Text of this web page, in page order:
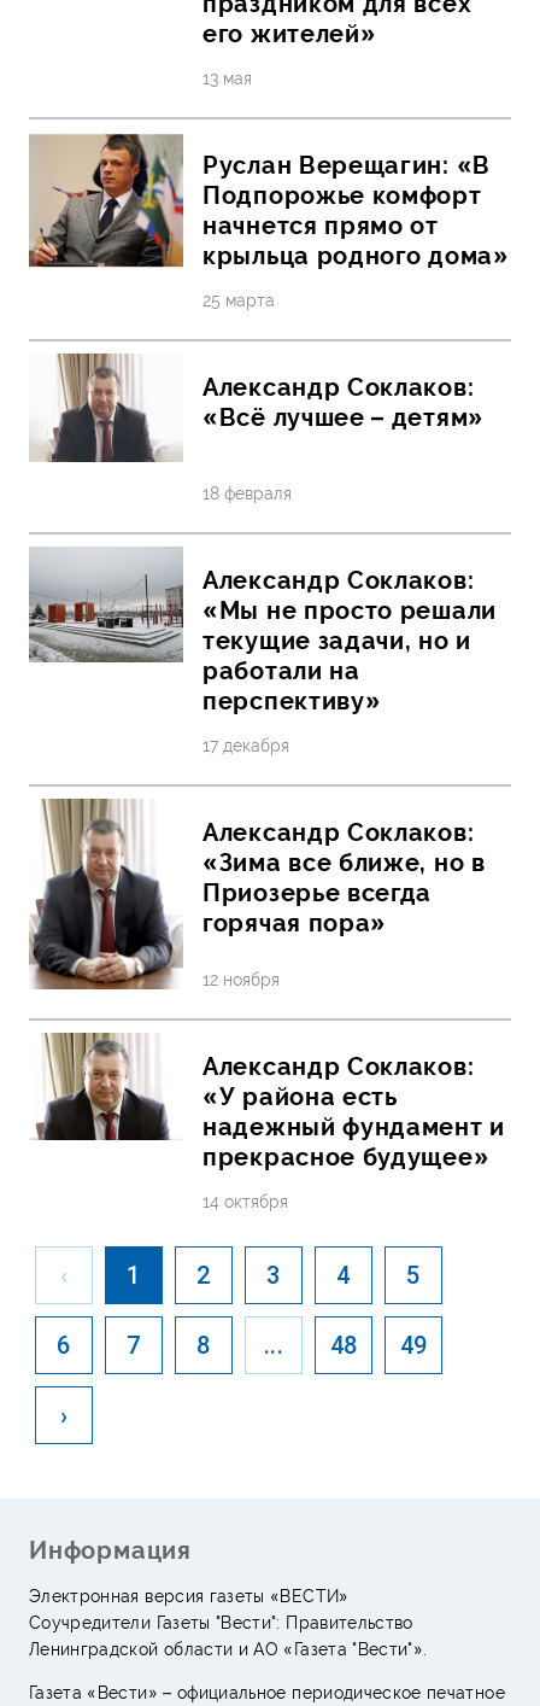
его жителей»
13 мая
Руслан Верещагин: «В
Подпорожье комфорт
начнется прямо от
крыльца родного дома»
25 марта
Александр Соклаков:
«Всё лучшее – детям»
18 февраля
Александр Соклаков:
«Мы не просто решали
текущие задачи, но и
работали на
перспективу»
17 декабря
Александр Соклаков:
«Зима все ближе, но в
Приозерье всегда
горячая пора»
12 ноября
Александр Соклаков:
«У района есть
надежный фундамент и
прекрасное будущее»
14 октября
‹ 1 2 3 4 5
6 7 8 ... 48 49
›
Информация
Электронная версия газеты «ВЕСТИ»
Соучредители Газеты "Вести": Правительство
Ленинградской области и АО «Газета "Вести"».
Газета «Вести» – официальное периодическое печатное